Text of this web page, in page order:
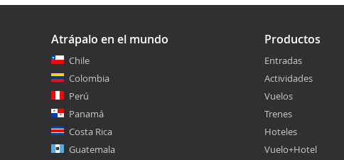
Atrápalo en el mundo
Chile
Colombia
Perú
Panamá
Costa Rica
Guatemala
Productos
Entradas
Actividades
Vuelos
Trenes
Hoteles
Vuelo+Hotel